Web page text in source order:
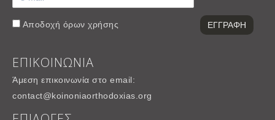
Αποδοχή όρων χρήσης
ΕΠΙΚΟΙΝΩΝΙΑ
Άμεση επικοινωνία στο email:
contact@koinoniaorthodoxias.org